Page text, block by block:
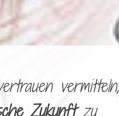
vermitteln,
Zukunftzu